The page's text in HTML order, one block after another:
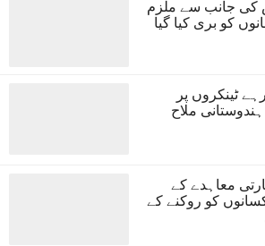
کی جانب سے ملزم
کو بری کیا گیا
ٹینکروں پر
ملاح
معاہدے کے
کو روکنے کے